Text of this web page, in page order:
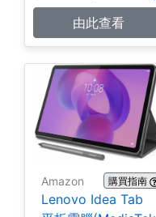
由此查看
Amazon 購買指南
Lenovo Idea Tab